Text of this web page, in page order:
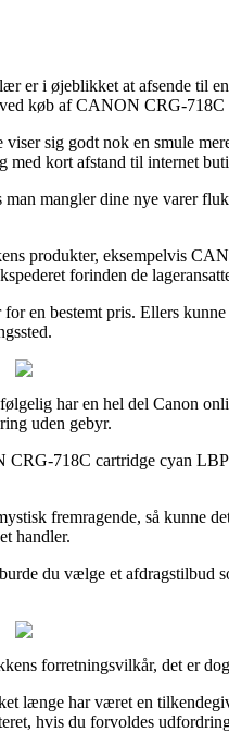
er i øjeblikket at afsende til
køb af CANON CRG-
sig godt nok en smule
kort afstand til internet
mangler dine nye varer
produkter, eksempelvis
forinden de
en bestemt pris. Ellers
har en hel del Canon
uden gebyr.
718C cartridge cyan
fremragende, så
handler.
du vælge et
forretningsvilkår, det er
har været en
hvis du forvoldes